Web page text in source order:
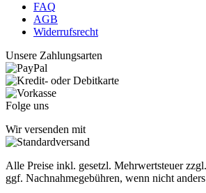
FAQ
AGB
Widerrufsrecht
Unsere Zahlungsarten
Folge uns
Wir versenden mit
Alle Preise inkl. gesetzl. Mehrwertsteuer zzgl.
ggf. Nachnahmegebühren, wenn nicht